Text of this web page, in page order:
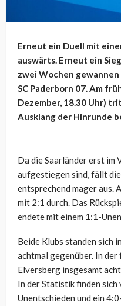
Erneut ein Duell mit
auswärts. Erneut ein
zwei Wochen
SC Paderborn 07. Am
Dezember, 18.30 Uhr)
Ausklang der Hinrunde
Da die Saarländer erst im
aufgestiegen sind, fällt
entsprechend mager aus.
mit 2:1 durch. Das
endete mit einem 1:1-
Beide Klubs standen sich
achtmal gegenüber. In
Elversberg insgesamt
In der Statistik finden sich
Unentschieden und ein